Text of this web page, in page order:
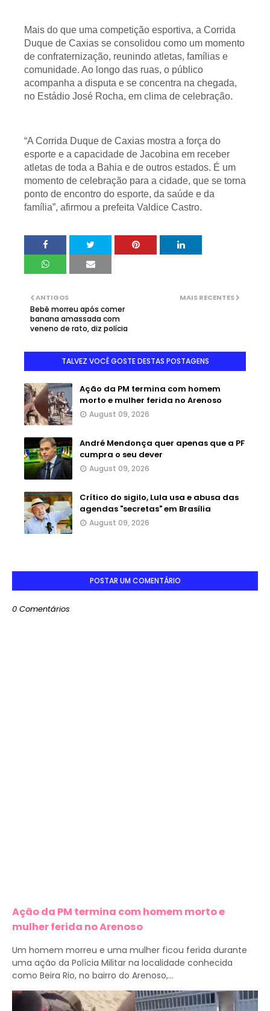
Mais do que uma competição esportiva, a Corrida
Duque de Caxias se consolidou como um momento
de confraternização, reunindo atletas, famílias e
comunidade. Ao longo das ruas, o público
acompanha a disputa e se concentra na chegada,
no Estádio José Rocha, em clima de celebração.
“A Corrida Duque de Caxias mostra a força do
esporte e a capacidade de Jacobina em receber
atletas de toda a Bahia e de outros estados. É um
momento de celebração para a cidade, que se torna
ponto de encontro do esporte, da saúde e da
família”, afirmou a prefeita Valdice Castro.
MAIS RECENTES
ANTIGOS
Bebê morreu após comer
banana amassada com
veneno de rato, diz polícia
TALVEZ VOCÊ GOSTE DESTAS POSTAGENS
Ação da PM termina com homem
morto e mulher ferida no Arenoso
August 09, 2026
André Mendonça quer apenas que a PF
cumpra o seu dever
August 09, 2026
Crítico do sigilo, Lula usa e abusa das
agendas "secretas" em Brasília
August 09, 2026
POSTAR UM COMENTÁRIO
0 Comentários
Ação da PM termina com homem morto e
mulher ferida no Arenoso
Um homem morreu e uma mulher ficou ferida durante
uma ação da Polícia Militar na localidade conhecida
como Beira Rio, no bairro do Arenoso,...